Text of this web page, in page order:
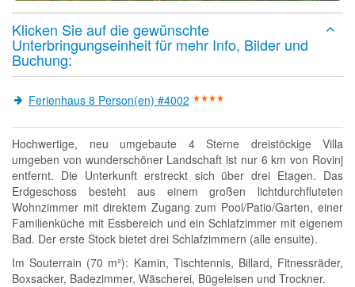
Klicken Sie auf die gewünschte
Unterbringungseinheit für mehr Info, Bilder und
Buchung:
Ferienhaus 8 Person(en) #4002
Hochwertige, neu umgebaute 4 Sterne dreistöckige Villa
umgeben von wunderschöner Landschaft ist nur 6 km von Rovinj
entfernt. Die Unterkunft erstreckt sich über drei Etagen. Das
Erdgeschoss besteht aus einem großen lichtdurchfluteten
Wohnzimmer mit direktem Zugang zum Pool/Patio/Garten, einer
Familienküche mit Essbereich und ein Schlafzimmer mit eigenem
Bad. Der erste Stock bietet drei Schlafzimmern (alle ensuite).
Im Souterrain (70 m²): Kamin, Tischtennis, Billard, Fitnessräder,
Boxsacker, Badezimmer, Wäscherei, Bügeleisen und Trockner.